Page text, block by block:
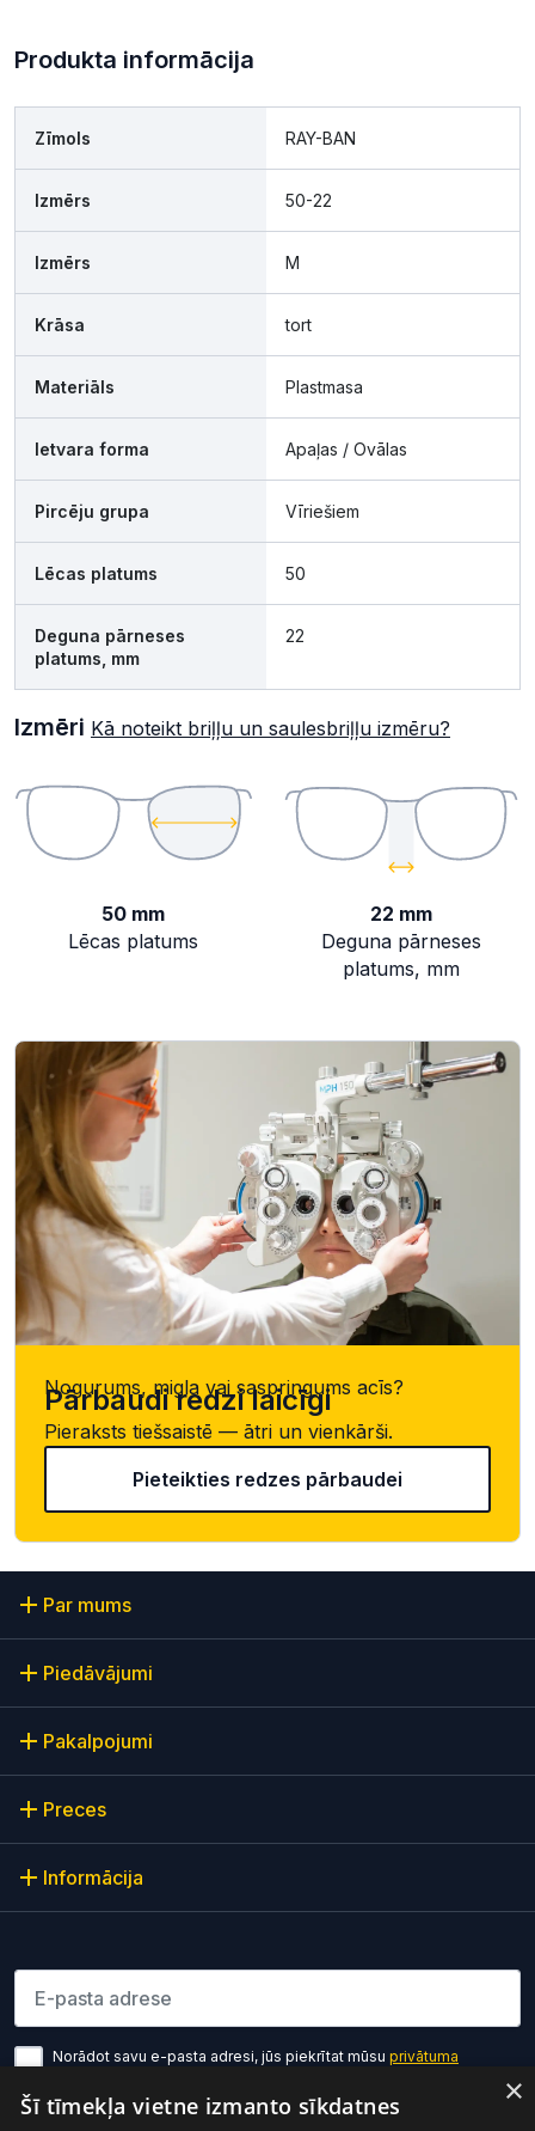
Produkta informācija
Zīmols RAY-BAN
Izmērs 50-22
Izmērs M
Krāsa tort
Materiāls Plastmasa
Ietvara forma Apaļas / Ovālas
Pircēju grupa Vīriešiem
Lēcas platums 50
Deguna pārneses
platums, mm
22
Izmēri Kā noteikt briļļu un saulesbriļļu izmēru?
50 mm
Lēcas platums
22 mm
Deguna pārneses
platums, mm
Nogurums, migla vai saspringums acīs?
Pārbaudi redzi laicīgi
Pieraksts tiešsaistē — ātri un vienkārši.
Pieteikties redzes pārbaudei
Par mums
Piedāvājumi
Pakalpojumi
Preces
Informācija
Lūdzu ievadiet e-pasta adresi
Norādot savu e-pasta adresi, jūs piekrītat mūsu privātuma
×
Šī tīmekļa vietne izmanto sīkdatnes